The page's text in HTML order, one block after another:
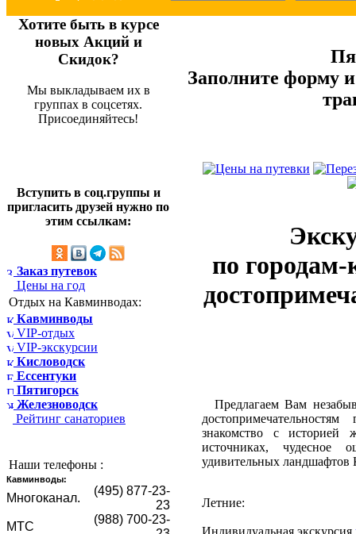
Хотите быть в курсе
новых Акций и
Скидок?
Мы выкладываем их в
группах в соцсетях.
Присоединяйтесь!
Вступить в соц.группы и
пригласить друзей нужно по
этим ссылкам:
Заказ путевок
Цены на год
Отдых на Кавминводах:
Кавминводы
VIP-отдых
VIP-экскурсии
Кисловодск
Ессентуки
Пятигорск
Железноводск
Рейтинг санаториев
Наши телефоны :
Кавминводы:
Mногоканал.
(495) 877-23-
23
МТС
(988) 700-23-
Заполните форму
по
Предлагаем Вам
знакомство с историей
источниках, чудесное
удивительных ландшафтов
Летние:
Индивидуальная экскурсия